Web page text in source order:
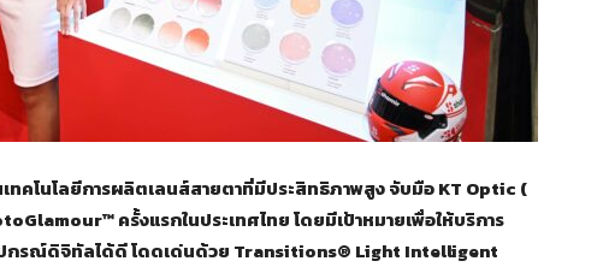
เทคโนโลยีการผลิตเลนส์สายตาที่มีประสิทธิภาพสูง จับมือ KT Optic (
ครั้งแรกในประเทศไทย โดยมีเป้าหมายเพื่อให้บริการ
ปกรณ์ดิจิทัลได้ดี โดดเด่นด้วย Transitions® Light Intelligent